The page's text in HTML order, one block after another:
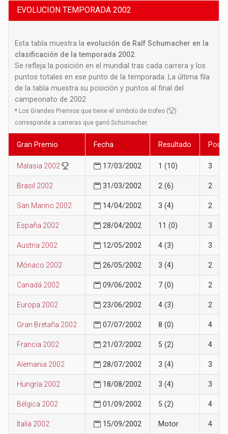
EVOLUCION TEMPORADA 2002
Esta tabla muestra la evolución de Ralf Schumacher en la
clasificación de la temporada 2002
Se refleja la posición en el mundial tras cada carrera y los
puntos totales en ese punto de la temporada. La última fila
de la tabla muestra su posición y puntos al final del
campeonato de 2002
* Los Grandes Premios que tiene el simbolo de trofeo (
)
corresponde a carreras que ganó Schumacher.
Gran Premio Fecha Resultado
Malasia 2002 17/03/2002 1 (10) 3
Brasil 2002 31/03/2002 2 (6) 2
San Marino 2002 14/04/2002 3 (4) 2
España 2002 28/04/2002 11 (0) 3
Austria 2002 12/05/2002 4 (3) 3
Mónaco 2002 26/05/2002 3 (4) 2
Canadá 2002 09/06/2002 7 (0) 2
Europa 2002 23/06/2002 4 (3) 2
Gran Bretaña 2002 07/07/2002 8 (0) 4
Francia 2002 21/07/2002 5 (2) 4
Alemania 2002 28/07/2002 3 (4) 3
Hungría 2002 18/08/2002 3 (4) 3
Bélgica 2002 01/09/2002 5 (2) 4
Italia 2002 15/09/2002 Motor 4